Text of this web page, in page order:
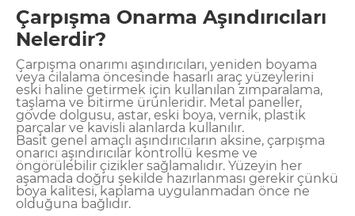
Çarpışma Onarma Aşındırıcıları
Nelerdir?
Çarpışma onarımı aşındırıcıları, yeniden boyama
veya cilalama öncesinde hasarlı araç yüzeylerini
eski haline getirmek için kullanılan zımparalama,
taşlama ve bitirme ürünleridir. Metal paneller,
gövde dolgusu, astar, eski boya, vernik, plastik
parçalar ve kavisli alanlarda kullanılır.
Basit genel amaçlı aşındırıcıların aksine, çarpışma
onarıcı aşındırıcılar kontrollü kesme ve
öngörülebilir çizikler sağlamalıdır. Yüzeyin her
aşamada doğru şekilde hazırlanması gerekir çünkü
boya kalitesi, kaplama uygulanmadan önce ne
olduğuna bağlıdır.